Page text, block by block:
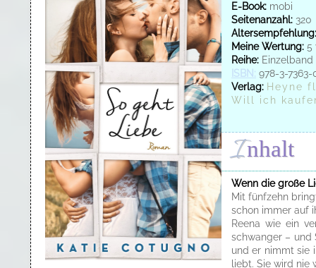
E-Book: mobi
Seitenanzahl: 320
Altersempfehlung:
Meine Wertung: 5
Reihe: Einzelband
ISBN: 978-3-7363-
Verlag: Heyne
Will ich
Inhalt
Wenn die große
Mit fünfzehn
schon immer auf
Reena wie ein
schwanger – und
und er nimmt sie
liebt. Sie wird